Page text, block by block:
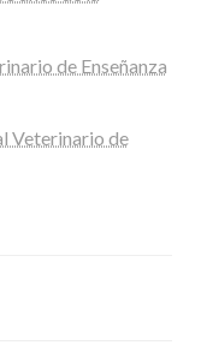
de Enseñanza
Veterinario de